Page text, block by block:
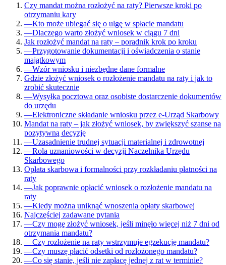
Czy mandat można rozłożyć na raty? Pierwsze kroki po
otrzymaniu kary
—Kto może ubiegać się o ulgę w spłacie mandatu
—Dlaczego warto złożyć wniosek w ciągu 7 dni
Jak rozłożyć mandat na raty – poradnik krok po kroku
—Przygotowanie dokumentacji i oświadczenia o stanie
majątkowym
—Wzór wniosku i niezbędne dane formalne
Gdzie złożyć wniosek o rozłożenie mandatu na raty i jak to
zrobić skutecznie
—Wysyłka pocztowa oraz osobiste dostarczenie dokumentów
do urzędu
—Elektroniczne składanie wniosku przez e-Urząd Skarbowy
Mandat na raty – jak złożyć wniosek, by zwiększyć szanse na
pozytywną decyzję
—Uzasadnienie trudnej sytuacji materialnej i zdrowotnej
—Rola uznaniowości w decyzji Naczelnika Urzędu
Skarbowego
Opłata skarbowa i formalności przy rozkładaniu płatności na
raty
—Jak poprawnie opłacić wniosek o rozłożenie mandatu na
raty
—Kiedy można uniknąć wnoszenia opłaty skarbowej
Najczęściej zadawane pytania
—Czy mogę złożyć wniosek, jeśli minęło więcej niż 7 dni od
otrzymania mandatu?
—Czy rozłożenie na raty wstrzymuje egzekucję mandatu?
—Czy muszę płacić odsetki od rozłożonego mandatu?
—Co się stanie, jeśli nie zapłacę jednej z rat w terminie?